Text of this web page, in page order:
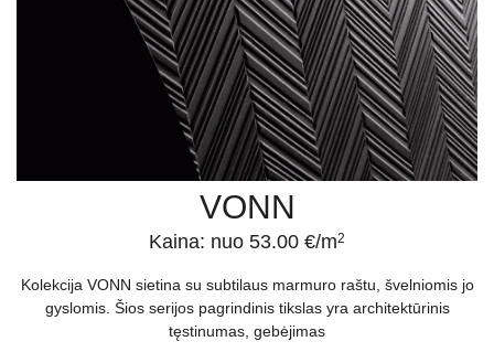
VONN
Kaina: nuo 53.00 €/m2
Kolekcija VONN sietina su subtilaus marmuro raštu, švelniomis jo
gyslomis. Šios serijos pagrindinis tikslas yra architektūrinis
tęstinumas, gebėjimas